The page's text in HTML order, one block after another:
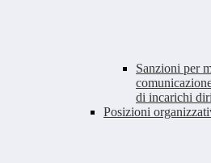
Sanzioni per
di incarichi
Posizioni